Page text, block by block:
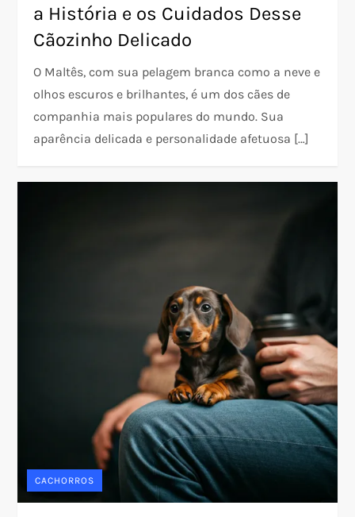
a História e os Cuidados Desse
Cãozinho Delicado
O Maltês, com sua pelagem branca como a neve e
olhos escuros e brilhantes, é um dos cães de
companhia mais populares do mundo. Sua
aparência delicada e personalidade afetuosa […]
CACHORROS